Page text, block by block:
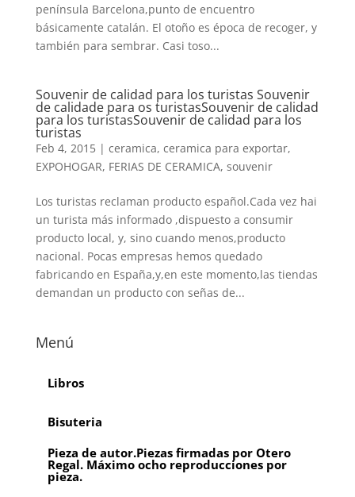
península Barcelona,punto de encuentro
básicamente catalán. El otoño es época de recoger, y
también para sembrar. Casi toso...
Souvenir de calidad para los turistas Souvenir
de calidade para os turistasSouvenir de calidad
para los turistasSouvenir de calidad para los
turistas
Feb 4, 2015| ceramica, ceramica para exportar,
EXPOHOGAR, FERIAS DE CERAMICA, souvenir
Los turistas reclaman producto español.Cada vez hai
un turista más informado ,dispuesto a consumir
producto local, y, sino cuando menos,producto
nacional. Pocas empresas hemos quedado
fabricando en España,y,en este momento,las tiendas
demandan un producto con señas de...
Menú
Libros
Bisuteria
Pieza de autor.Piezas firmadas por Otero
Regal. Máximo ocho reproducciones por
pieza.